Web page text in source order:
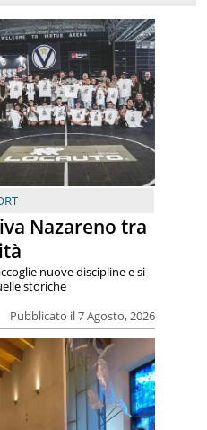
Nazareno tra
Pubblicato il 7 Agosto, 2026
nuove discipline e si
storiche